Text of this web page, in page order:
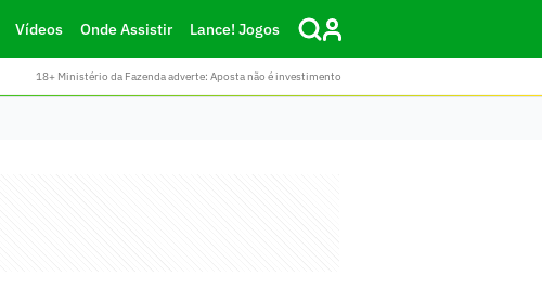
Vídeos Onde Assistir Lance! Jogos
18+ Ministério da Fazenda adverte: Aposta não é investimento